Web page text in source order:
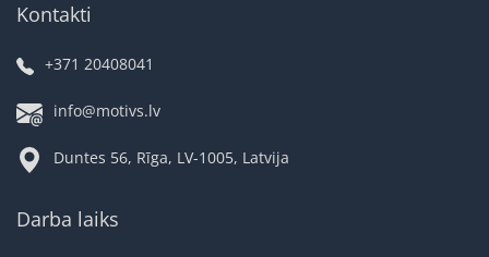
Kontakti
+371 20408041
info@motivs.lv
Duntes 56, Rīga, LV-1005, Latvija
Darba laiks